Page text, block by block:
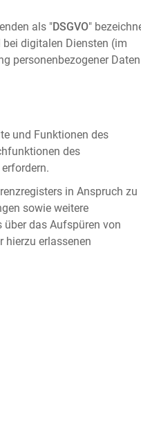
als "DSGVO"
digitalen Diensten (im
personenbezogener
und Funktionen des
des
in Anspruch zu
sowie weitere
über das Aufspüren von
hierzu erlassenen